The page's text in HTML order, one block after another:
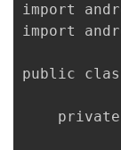
import
import
public